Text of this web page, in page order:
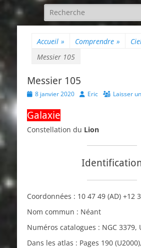
Rechercher :
Accueil » Comprendre »
Messier 105
Messier 105
Posted8 janvier 2020 Author
Eric Laisser
Galaxie
Constellation du Lion
Coordonnées : 10 47 49 (AD) +12
Nom commun : Néant
Numéros catalogues : NGC 3379,
Dans les atlas : Pages 190 (U2000